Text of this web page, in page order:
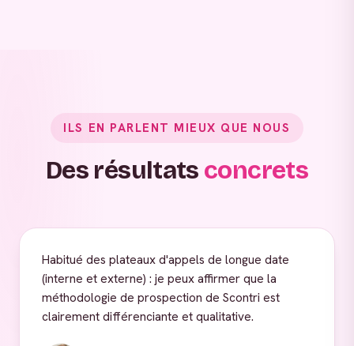
ILS EN PARLENT MIEUX QUE NOUS
Des résultats concrets
Habitué des plateaux d'appels de longue date
(interne et externe) : je peux affirmer que la
méthodologie de prospection de Scontri est
clairement différenciante et qualitative.